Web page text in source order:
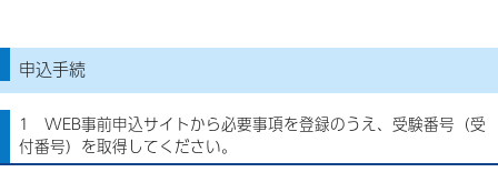
申込手続
1 WEB事前申込サイトから必要事項を登録のうえ、受験番号（受
付番号）を取得してください。